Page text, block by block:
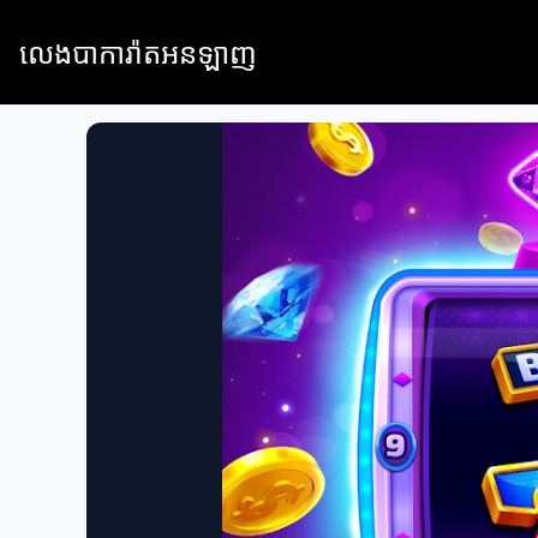
លេងបាការ៉ាតអនឡាញ